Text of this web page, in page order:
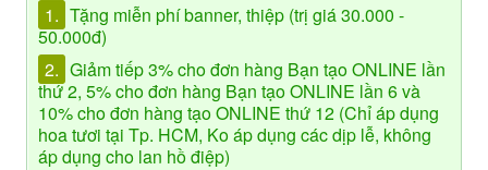
1. Tặng miễn phí banner, thiệp (trị giá 30.000 -
50.000đ)
2. Giảm tiếp 3% cho đơn hàng Bạn tạo ONLINE lần
thứ 2, 5% cho đơn hàng Bạn tạo ONLINE lần 6 và
10% cho đơn hàng tạo ONLINE thứ 12 (Chỉ áp dụng
hoa tươi tại Tp. HCM, Ko áp dụng các dịp lễ, không
áp dụng cho lan hồ điệp)